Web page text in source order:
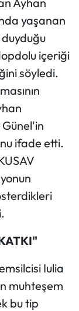
yaşanan
içeriği
söyledi.
ifade etti.
Iulia
muhteşem
bu tip